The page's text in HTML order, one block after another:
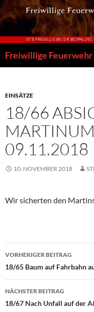
Zum
Inhalt
springen
Freiwillige
EINSÄTZE
18/66
09.11.2018
10. NOVEMBER 2018
Wir sicherten den
VORHERIGER BEITRAG
18/65 Baum auf Fahrbahn
NÄCHSTER BEITRAG
18/67 Nach Unfall auf der